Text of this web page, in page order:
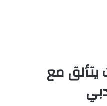
يتألق مع